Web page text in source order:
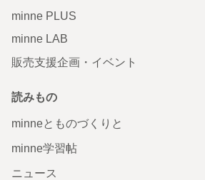
minne PLUS
minne LAB
販売支援企画・イベント
読みもの
minneとものづくりと
minne学習帖
ニュース